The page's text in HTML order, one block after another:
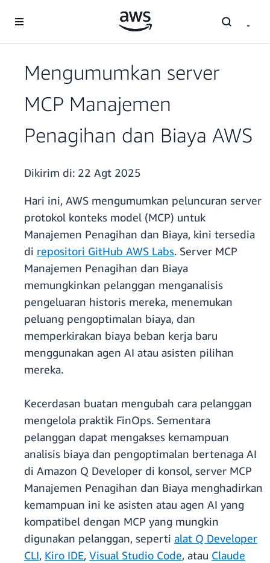
Mengumumkan server
MCP Manajemen
Penagihan dan Biaya AWS
Dikirim di: 22 Agt 2025
Hari ini, AWS mengumumkan peluncuran server
protokol konteks model (MCP) untuk
Manajemen Penagihan dan Biaya, kini tersedia
di repositori GitHub AWS Labs. Server MCP
Manajemen Penagihan dan Biaya
memungkinkan pelanggan menganalisis
pengeluaran historis mereka, menemukan
peluang pengoptimalan biaya, dan
memperkirakan biaya beban kerja baru
menggunakan agen AI atau asisten pilihan
mereka.
Kecerdasan buatan mengubah cara pelanggan
mengelola praktik FinOps. Sementara
pelanggan dapat mengakses kemampuan
analisis biaya dan pengoptimalan bertenaga AI
di Amazon Q Developer di konsol, server MCP
Manajemen Penagihan dan Biaya menghadirkan
kemampuan ini ke asisten atau agen AI yang
kompatibel dengan MCP yang mungkin
digunakan pelanggan, seperti alat Q Developer
CLI, Kiro IDE, Visual Studio Code, atau Claude